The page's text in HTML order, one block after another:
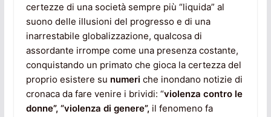
certezze di una società sempre più “liquida” al
suono delle illusioni del progresso e di una
inarrestabile globalizzazione, qualcosa di
assordante irrompe come una presenza costante,
conquistando un primato che gioca la certezza del
proprio esistere su numeri che inondano notizie di
cronaca da fare venire i brividi: “violenza contro le
donne”, “violenza di genere”, il fenomeno fa